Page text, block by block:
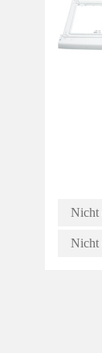
Nicht
Nicht